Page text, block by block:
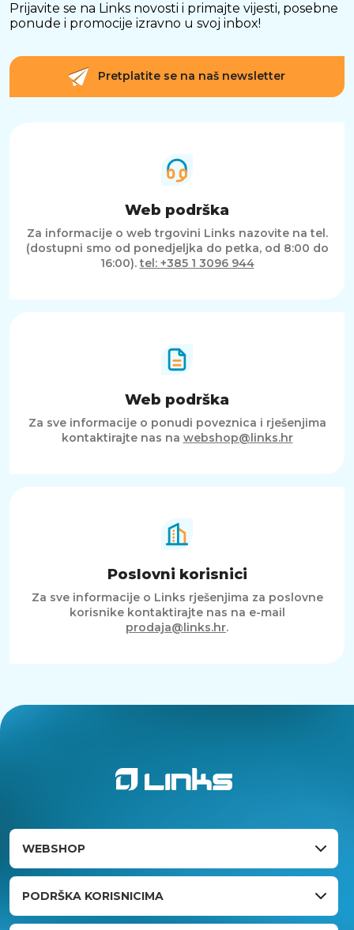
Prijavite se na Links novosti i primajte vijesti, posebne
ponude i promocije izravno u svoj inbox!
Pretplatite se na naš newsletter
Web podrška
Za informacije o web trgovini Links nazovite na tel.
(dostupni smo od ponedjeljka do petka, od 8:00 do
16:00).tel: +385 1 3096 944
Web podrška
Za sve informacije o ponudi poveznica i rješenjima
kontaktirajte nas na webshop@links.hr
Poslovni korisnici
Za sve informacije o Links rješenjima za poslovne
korisnike kontaktirajte nas na e-mail
prodaja@links.hr.
WEBSHOP
PODRŠKA KORISNICIMA